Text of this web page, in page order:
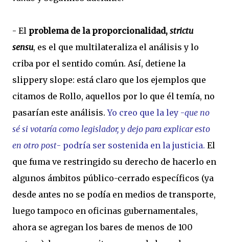
- El problema de la proporcionalidad, strictu
sensu, es el que multilateraliza el análisis y lo
criba por el sentido común. Así, detiene la
slippery slope: está claro que los ejemplos que
citamos de Rollo, aquellos por lo que él temía, no
pasarían este análisis.Yo creo que la ley -que no
sé si votaría como legislador, y dejo para explicar esto
en otro post- podría ser sostenida en la justicia. El
que fuma ve restringido su derecho de hacerlo en
algunos ámbitos público-cerrado específicos (ya
desde antes no se podía en medios de transporte,
luego tampoco en oficinas gubernamentales,
ahora se agregan los bares de menos de 100